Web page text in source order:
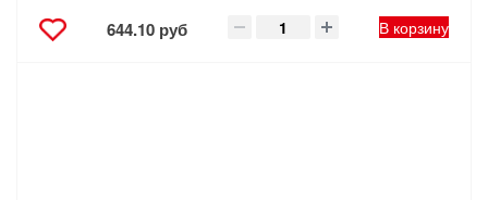
644.10 руб В корзину